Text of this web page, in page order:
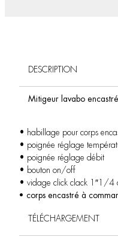
DESCRIPTION
Mitigeur lavabo encastré
• habillage pour corps
• poignée réglage
• poignée réglage débit
• bouton on/off
• vidage click clack 1″1/4
• corps encastré à
TÉLÉCHARGEMENT